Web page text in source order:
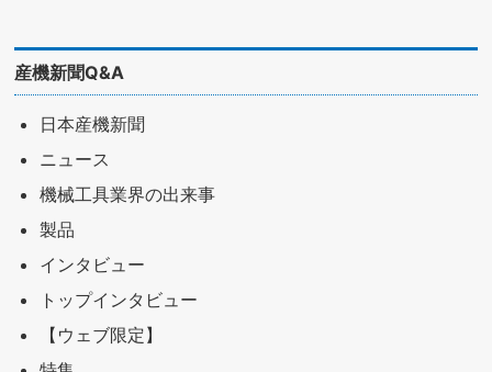
産機新聞Q&A
日本産機新聞
ニュース
機械工具業界の出来事
製品
インタビュー
トップインタビュー
【ウェブ限定】